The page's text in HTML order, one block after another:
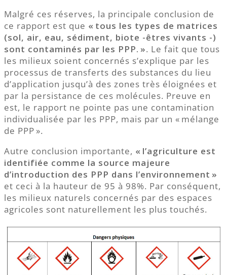
Malgré ces réserves, la principale conclusion de
ce rapport est que « tous les types de matrices
(sol, air, eau, sédiment, biote -êtres vivants -)
sont contaminés par les PPP. ». Le fait que tous
les milieux soient concernés s’explique par les
processus de transferts des substances du lieu
d’application jusqu’à des zones très éloignées et
par la persistance de ces molécules. Preuve en
est, le rapport ne pointe pas une contamination
individualisée par les PPP, mais par un « mélange
de PPP ».
Autre conclusion importante, « l’agriculture est
identifiée comme la source majeure
d’introduction des PPP dans l’environnement »
et ceci à la hauteur de 95 à 98%. Par conséquent,
les milieux naturels concernés par des espaces
agricoles sont naturellement les plus touchés.